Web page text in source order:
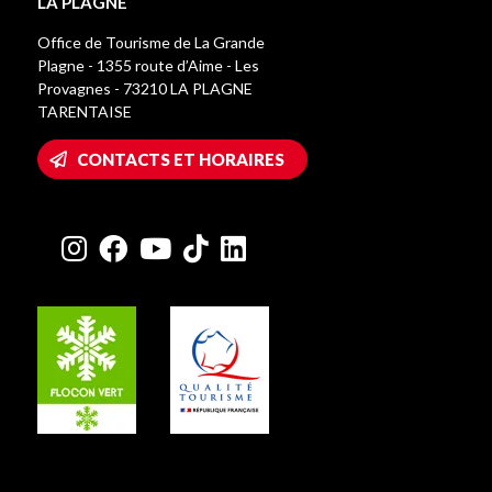
Office de Tourisme de La Grande
Plagne - 1355 route d’Aime - Les
Provagnes - 73210 LA PLAGNE
TARENTAISE
CONTACTS ET HORAIRES